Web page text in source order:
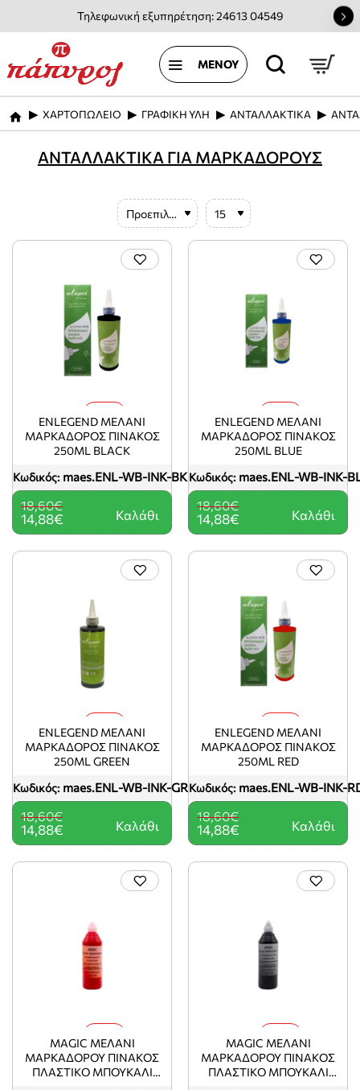
Τηλεφωνική εξυπηρέτηση: 24613 04549
home
ΧΑΡΤΟΠΩΛΕΙΟ ΓΡΑΦΙΚΗ ΥΛΗ ΑΝΤΑΛΛΑΚΤΙΚΑ
ΑΝΤΑΛΛΑΚΤΙΚΑ ΓΙΑ ΜΑΡΚΑΔΟΡΟΥΣ
Κωδικός: maes.ENL-WB-INK-BK
ENLEGEND ΜΕΛΑΝΙ
ΜΑΡΚΑΔΟΡΟΣ ΠΙΝΑΚΟΣ
250ML BLACK
14,88€
18,60€
Καλάθι
Κωδικός: maes.ENL-WB-INK-
ENLEGEND ΜΕΛΑΝΙ
ΜΑΡΚΑΔΟΡΟΣ ΠΙΝΑΚΟΣ
250ML BLUE
14,88€
18,60€
Καλάθι
Κωδικός: maes.ENL-WB-INK-GR
ENLEGEND ΜΕΛΑΝΙ
ΜΑΡΚΑΔΟΡΟΣ ΠΙΝΑΚΟΣ
250ML GREEN
14,88€
18,60€
Καλάθι
Κωδικός: maes.ENL-WB-INK-
ENLEGEND ΜΕΛΑΝΙ
ΜΑΡΚΑΔΟΡΟΣ ΠΙΝΑΚΟΣ
250ML RED
14,88€
18,60€
Καλάθι
MAGIC ΜΕΛΑΝΙ
ΜΑΡΚΑΔΟΡΟΥ ΠΙΝΑΚΟΣ
ΠΛΑΣΤΙΚΟ ΜΠΟΥΚΑΛΙ
MAGIC ΜΕΛΑΝΙ
ΜΑΡΚΑΔΟΡΟΥ ΠΙΝΑΚΟΣ
ΠΛΑΣΤΙΚΟ ΜΠΟΥΚΑΛΙ